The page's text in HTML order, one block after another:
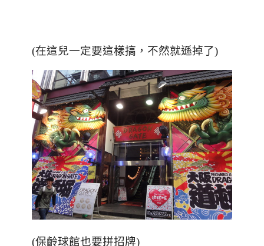
(在這兒一定要這樣搞，不然就遜掉了)
(保齡球館也要拼招牌)